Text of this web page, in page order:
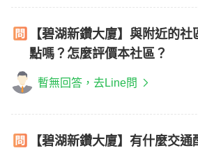
【碧湖新鑽大廈】與附近的
點嗎？怎麼評價本社區？
暫無回答，去Line問
【碧湖新鑽大廈】有什麼交